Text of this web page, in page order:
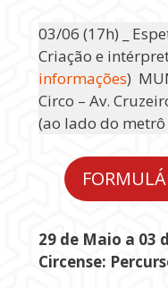
03/06 (17h) _
Criação e
informações)
Circo – Av.
(ao lado do
29 de Maio a 03
Circense: